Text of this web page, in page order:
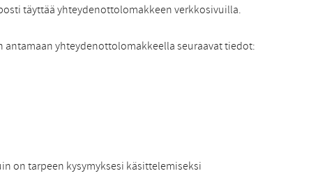
täyttää yhteydenottolomakkeen verkkosivuilla.
yhteydenottolomakkeella seuraavat tiedot:
on tarpeen kysymyksesi käsittelemiseksi